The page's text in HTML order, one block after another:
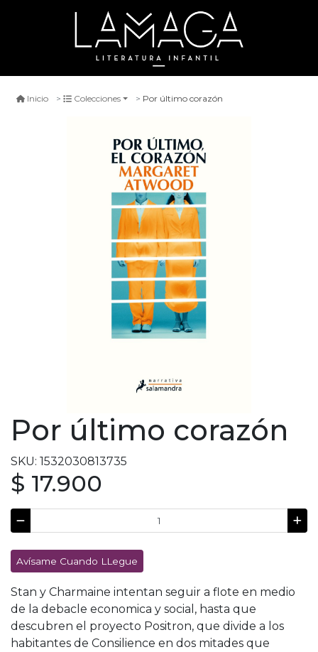
Inicio Colecciones Por último corazón
Por último corazón
SKU: 1532030813735
$ 17.900
Avísame Cuando LLegue
Stan y Charmaine intentan seguir a flote en medio
de la debacle economica y social, hasta que
descubren el proyecto Positron, que divide a los
habitantes de Consilience en dos mitades que